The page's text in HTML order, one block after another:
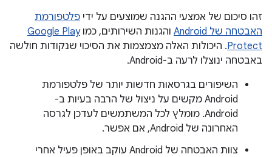
זהו סיכום של אמצעי ההגנה שמוצעים על ידי פלטפורמת
האבטחה של Android
והגנות השירותים, כמוGoogle Play
Protect. היכולות האלה מצמצמות את הסיכוי שנקודות חולשה
באבטחה ינוצלו לרעה ב-Android.
השיפורים בגרסאות חדשות יותר של פלטפורמת
Android מקשים על ניצול של הרבה בעיות ב-
Android. מומלץ לכל המשתמשים לעדכן לגרסה
האחרונה של Android, אם אפשר.
צוות האבטחה של Android עוקב באופן פעיל אחרי